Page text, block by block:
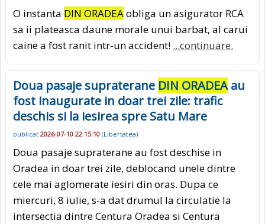
O instanta DIN ORADEAobliga un asigurator RCA
sa ii plateasca daune morale unui barbat, al carui
caine a fost ranit intr-un accident! ...continuare.
Doua pasaje supraterane DIN ORADEAau
fost inaugurate in doar trei zile: trafic
deschis si la iesirea spre Satu Mare
publicat 2026-07-10 22:15:10 (Libertatea)
Doua pasaje supraterane au fost deschise in
Oradea in doar trei zile, deblocand unele dintre
cele mai aglomerate iesiri din oras. Dupa ce
miercuri, 8 iulie, s-a dat drumul la circulatie la
intersectia dintre Centura Oradea si Centura